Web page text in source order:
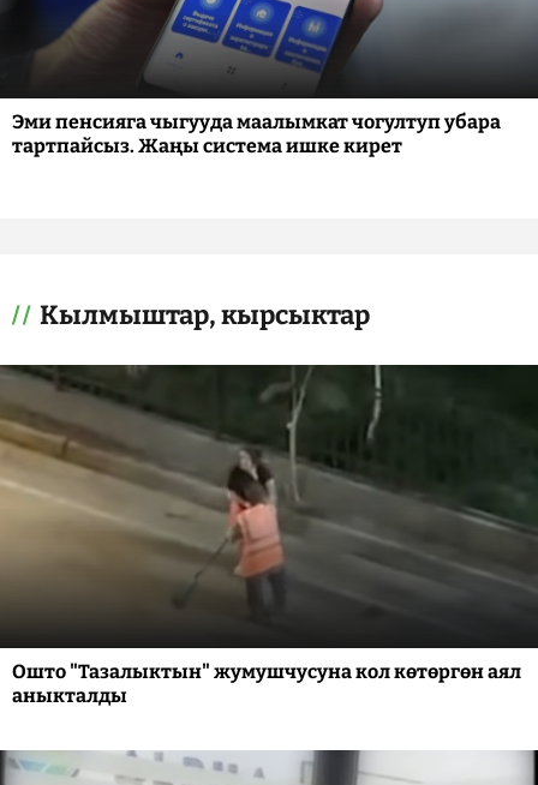
Эми пенсияга чыгууда маалымкат чогултуп убара
тартпайсыз. Жаңы система ишке кирет
Кылмыштар, кырсыктар
Ошто "Тазалыктын" жумушчусуна кол көтөргөн аял
аныкталды